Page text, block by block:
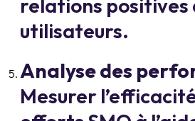
relations positives
utilisateurs.
Analyse des
Mesurer